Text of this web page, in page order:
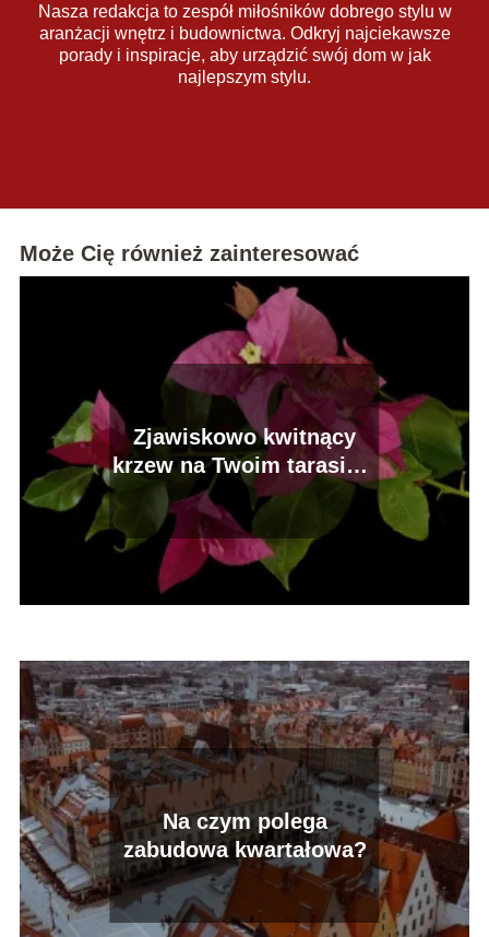
Nasza redakcja to zespół miłośników dobrego stylu w
aranżacji wnętrz i budownictwa. Odkryj najciekawsze
porady i inspiracje, aby urządzić swój dom w jak
najlepszym stylu.
Może Cię również zainteresować
Zjawiskowo kwitnący
krzew na Twoim tarasie –
kiedy kwitnie bugenwilla
Na czym polega
zabudowa kwartałowa?